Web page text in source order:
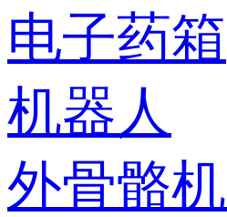
电子药箱
机器人
外骨骼